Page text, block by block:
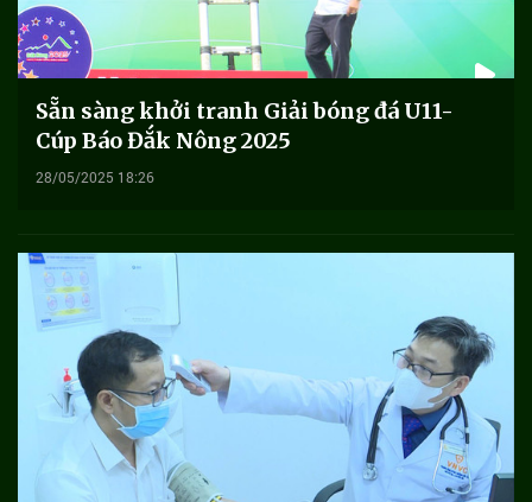
Sẵn sàng khởi tranh Giải bóng đá U11-
Cúp Báo Đắk Nông 2025
28/05/2025 18:26